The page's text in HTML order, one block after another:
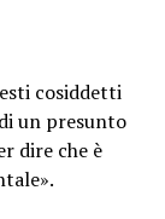
cosiddetti
un presunto
dire che è